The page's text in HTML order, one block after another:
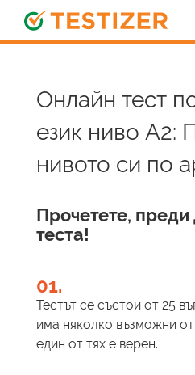
Онлайн тест
език ниво А2:
нивото си по
Прочетете, преди
теста!
01.
Тестът се състои от 25
има няколко възможни
един от тях е верен.